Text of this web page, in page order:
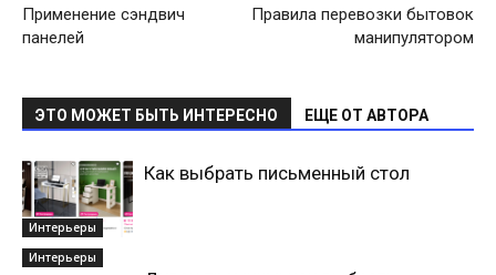
Применение сэндвич
панелей
Правила перевозки бытовок
манипулятором
ЭТО МОЖЕТ БЫТЬ ИНТЕРЕСНО ЕЩЕ ОТ АВТОРА
Интерьеры
Как выбрать письменный стол
Интерьеры